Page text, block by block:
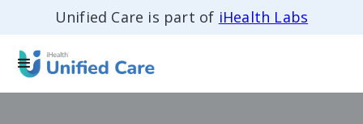
Unified Care is part of iHealth Labs